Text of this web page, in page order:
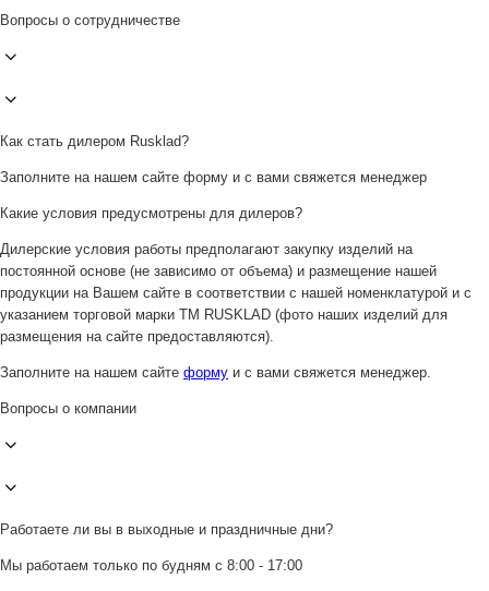
Вопросы о сотрудничестве
Как стать дилером Rusklad?
Заполните на нашем сайте форму и с вами свяжется менеджер
Какие условия предусмотрены для дилеров?
Дилерские условия работы предполагают закупку изделий на
постоянной основе (не зависимо от объема) и размещение нашей
продукции на Вашем сайте в соответствии с нашей номенклатурой и с
указанием торговой марки ТМ RUSKLAD (фото наших изделий для
размещения на сайте предоставляются).
Заполните на нашем сайте форму и с вами свяжется менеджер.
Вопросы о компании
Работаете ли вы в выходные и праздничные дни?
Мы работаем только по будням с 8:00 - 17:00